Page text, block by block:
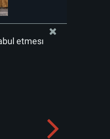
etmesi